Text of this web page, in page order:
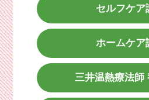
セルフケア
ホームケア
三井温熱療法師